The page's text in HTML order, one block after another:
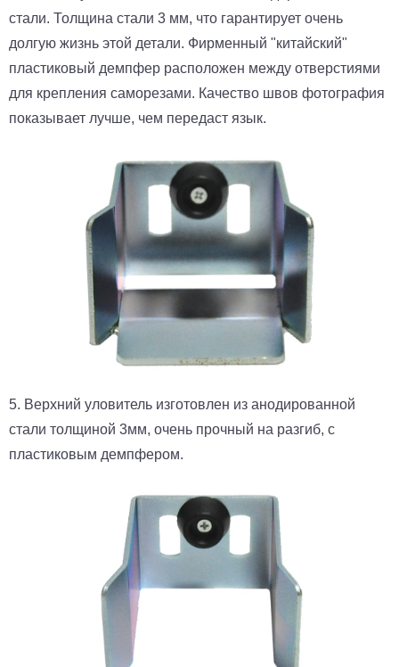
стали. Толщина стали 3 мм, что гарантирует очень
долгую жизнь этой детали. Фирменный "китайский"
пластиковый демпфер расположен между отверстиями
для крепления саморезами. Качество швов фотография
показывает лучше, чем передаст язык.
5. Верхний уловитель изготовлен из анодированной
стали толщиной 3мм, очень прочный на разгиб, с
пластиковым демпфером.